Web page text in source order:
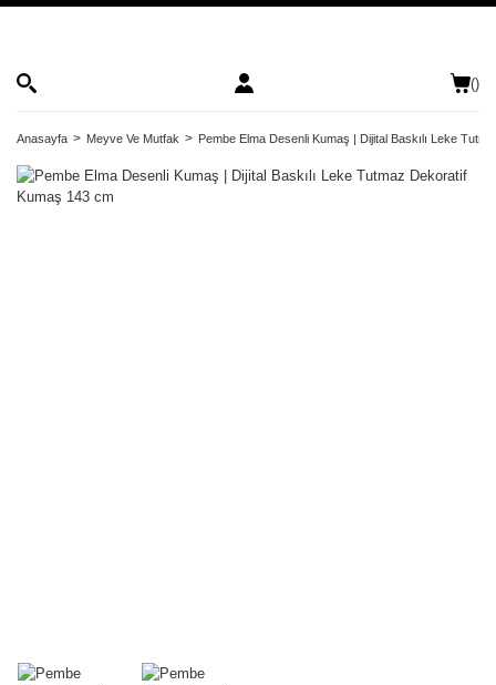
()
Anasayfa Meyve Ve Mutfak Pembe Elma Desenli Kumaş | Dijital Baskılı Leke